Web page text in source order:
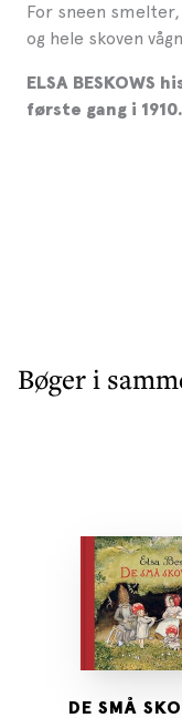
For sneen
og hele skoven
ELSA BESKOWS
første gang i 1910.
Bøger i
DE SMÅ